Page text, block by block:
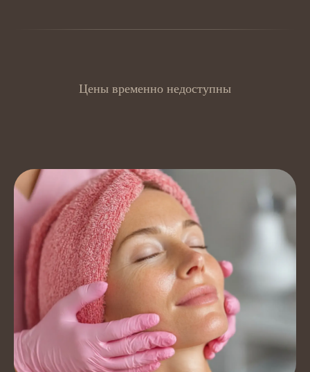
Цены временно недоступны